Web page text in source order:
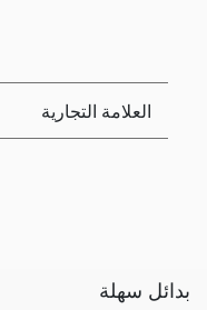
العلامة التجارية
بدائل سهلة